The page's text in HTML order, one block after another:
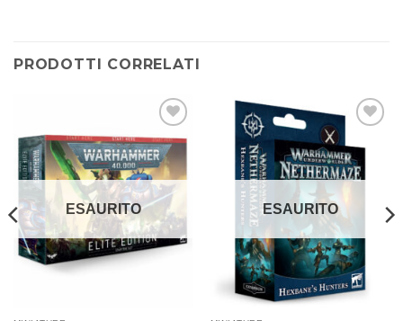
PRODOTTI CORRELATI
Aggiungi
alla lista
dei
desideri
ESAURITO
alla lista
dei
desideri
ESAURITO